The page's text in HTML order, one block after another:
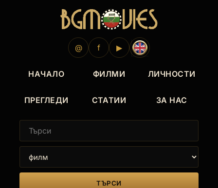
@ f ▶
НАЧАЛО ФИЛМИ ЛИЧНОСТИ
ПРЕГЛЕДИ СТАТИИ ЗА НАС
ТЪРСИ